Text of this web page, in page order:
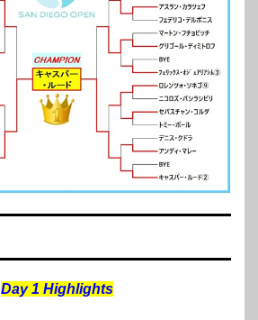
Day 1 Highlights